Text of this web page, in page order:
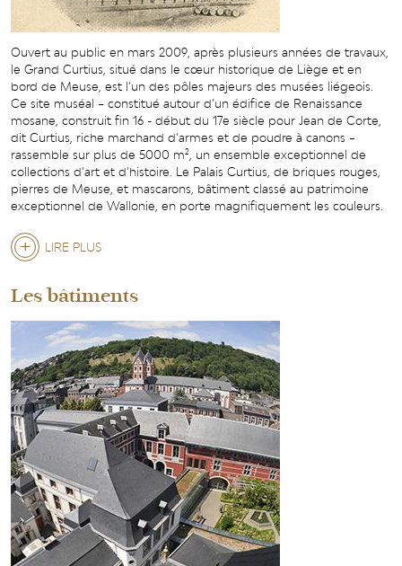
Ouvert au public en mars 2009, après plusieurs années de travaux,
le Grand Curtius, situé dans le cœur historique de Liège et en
bord de Meuse, est l’un des pôles majeurs des musées liégeois.
Ce site muséal – constitué autour d’un édifice de Renaissance
mosane, construit fin 16 - début du 17e siècle pour Jean de Corte,
dit Curtius, riche marchand d’armes et de poudre à canons –
rassemble sur plus de 5000 m², un ensemble exceptionnel de
collections d’art et d’histoire. Le Palais Curtius, de briques rouges,
pierres de Meuse, et mascarons, bâtiment classé au patrimoine
exceptionnel de Wallonie, en porte magnifiquement les couleurs.
LIRE PLUS
Les bâtiments